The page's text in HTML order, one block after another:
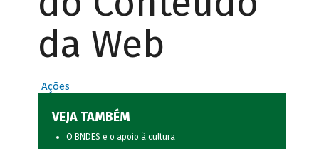
da Web
Ações
VEJA TAMBÉM
O BNDES e o apoio à cultura